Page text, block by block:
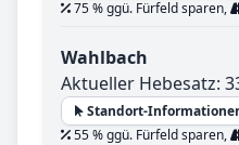
75 % ggü. Fürfeld sparen,
Wahlbach
Aktueller Hebesatz:
Standort-
55 % ggü. Fürfeld sparen,